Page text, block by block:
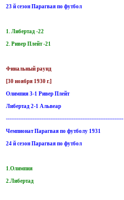
23 й сезон Парагвая по футбол
1. Либертад -22
2. Ривер Плейт -21
Финальный раунд
[30 ноября 1930 г.]
Олимпия 3-1 Ривер Плейт
Либертад 2-1 Альвеар
------------------------------------------------------------------
Чемпионат Парагвая по футболу 1931
24 й сезон Парагвая по футбол
1.Олимпия
2.Либертад